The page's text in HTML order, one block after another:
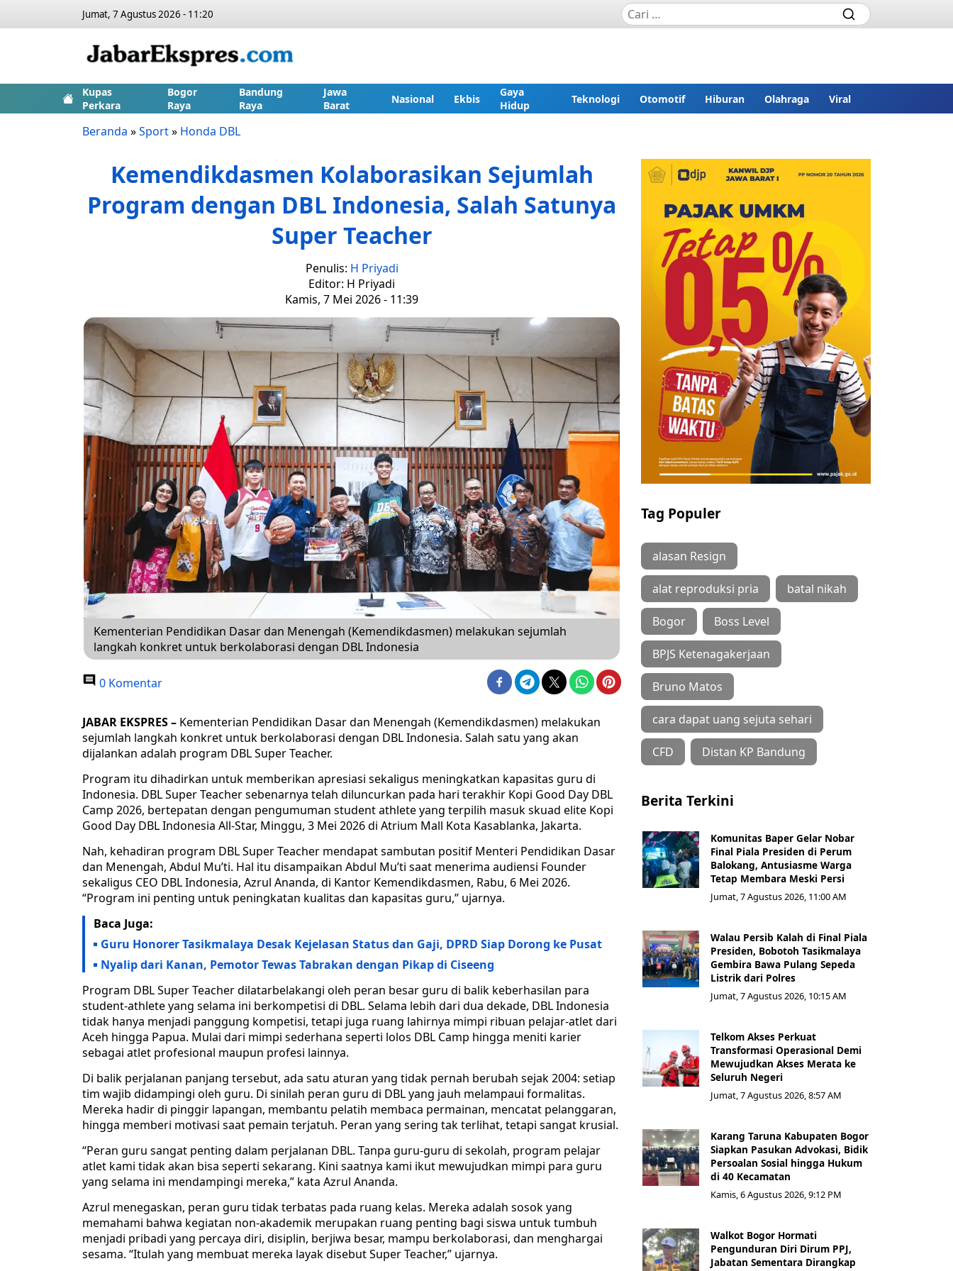
Jumat, 7 Agustus 2026 - 11:20
Kupas
Perkara
Bogor
Raya
Bandung
Raya
Jawa
Barat
Nasional Ekbis
Gaya
Hidup
Teknologi Otomotif Hiburan Olahraga Viral
Beranda »Sport» Honda DBL
Kemendikdasmen Kolaborasikan Sejumlah
Program dengan DBL Indonesia, Salah Satunya
Super Teacher
Penulis: H Priyadi
Editor: H Priyadi
Kamis, 7 Mei 2026 - 11:39
Kementerian Pendidikan Dasar dan Menengah (Kemendikdasmen) melakukan sejumlah
langkah konkret untuk berkolaborasi dengan DBL Indonesia
0 Komentar
JABAR EKSPRES – Kementerian Pendidikan Dasar dan Menengah (Kemendikdasmen) melakukan
sejumlah langkah konkret untuk berkolaborasi dengan DBL Indonesia. Salah satu yang akan
dijalankan adalah program DBL Super Teacher.
Program itu dihadirkan untuk memberikan apresiasi sekaligus meningkatkan kapasitas guru di
Indonesia. DBL Super Teacher sebenarnya telah diluncurkan pada hari terakhir Kopi Good Day DBL
Camp 2026, bertepatan dengan pengumuman student athlete yang terpilih masuk skuad elite Kopi
Good Day DBL Indonesia All-Star, Minggu, 3 Mei 2026 di Atrium Mall Kota Kasablanka, Jakarta.
Nah, kehadiran program DBL Super Teacher mendapat sambutan positif Menteri Pendidikan Dasar
dan Menengah, Abdul Mu’ti. Hal itu disampaikan Abdul Mu’ti saat menerima audiensi Founder
sekaligus CEO DBL Indonesia, Azrul Ananda, di Kantor Kemendikdasmen, Rabu, 6 Mei 2026.
“Program ini penting untuk peningkatan kualitas dan kapasitas guru,” ujarnya.
Baca Juga:
Guru Honorer Tasikmalaya Desak Kejelasan Status dan Gaji, DPRD Siap Dorong ke Pusat
Nyalip dari Kanan, Pemotor Tewas Tabrakan dengan Pikap di Ciseeng
Program DBL Super Teacher dilatarbelakangi oleh peran besar guru di balik keberhasilan para
student-athlete yang selama ini berkompetisi di DBL. Selama lebih dari dua dekade, DBL Indonesia
tidak hanya menjadi panggung kompetisi, tetapi juga ruang lahirnya mimpi ribuan pelajar-atlet dari
Aceh hingga Papua. Mulai dari mimpi sederhana seperti lolos DBL Camp hingga meniti karier
sebagai atlet profesional maupun profesi lainnya.
Di balik perjalanan panjang tersebut, ada satu aturan yang tidak pernah berubah sejak 2004: setiap
tim wajib didampingi oleh guru. Di sinilah peran guru di DBL yang jauh melampaui formalitas.
Mereka hadir di pinggir lapangan, membantu pelatih membaca permainan, mencatat pelanggaran,
hingga memberi motivasi saat pemain terjatuh. Peran yang sering tak terlihat, tetapi sangat krusial.
“Peran guru sangat penting dalam perjalanan DBL. Tanpa guru-guru di sekolah, program pelajar
atlet kami tidak akan bisa seperti sekarang. Kini saatnya kami ikut mewujudkan mimpi para guru
yang selama ini mendampingi mereka,” kata Azrul Ananda.
Azrul menegaskan, peran guru tidak terbatas pada ruang kelas. Mereka adalah sosok yang
memahami bahwa kegiatan non-akademik merupakan ruang penting bagi siswa untuk tumbuh
menjadi pribadi yang percaya diri, disiplin, berjiwa besar, mampu berkolaborasi, dan menghargai
sesama. “Itulah yang membuat mereka layak disebut Super Teacher,” ujarnya.
Tag Populer
alasan Resign
alat reproduksi pria batal nikah
Bogor Boss Level
BPJS Ketenagakerjaan
Bruno Matos
cara dapat uang sejuta sehari
CFD Distan KP Bandung
Berita Terkini
Komunitas Baper Gelar Nobar
Final Piala Presiden di Perum
Balokang, Antusiasme Warga
Tetap Membara Meski Persi
Jumat, 7 Agustus 2026, 11:00 AM
Walau Persib Kalah di Final Piala
Presiden, Bobotoh Tasikmalaya
Gembira Bawa Pulang Sepeda
Listrik dari Polres
Jumat, 7 Agustus 2026, 10:15 AM
Telkom Akses Perkuat
Transformasi Operasional Demi
Mewujudkan Akses Merata ke
Seluruh Negeri
Jumat, 7 Agustus 2026, 8:57 AM
Karang Taruna Kabupaten Bogor
Siapkan Pasukan Advokasi, Bidik
Persoalan Sosial hingga Hukum
di 40 Kecamatan
Kamis, 6 Agustus 2026, 9:12 PM
Walkot Bogor Hormati
Pengunduran Diri Dirum PPJ,
Jabatan Sementara Dirangkap